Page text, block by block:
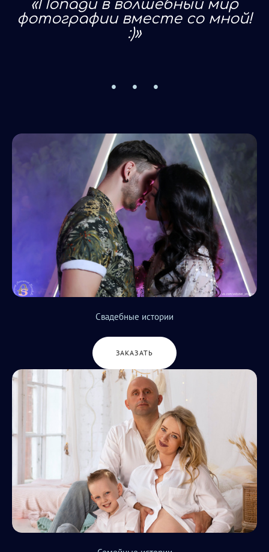
«Попади в волшебный мир
фотографии вместе со мной!
:)»
Свадебные истории
ЗАКАЗАТЬ